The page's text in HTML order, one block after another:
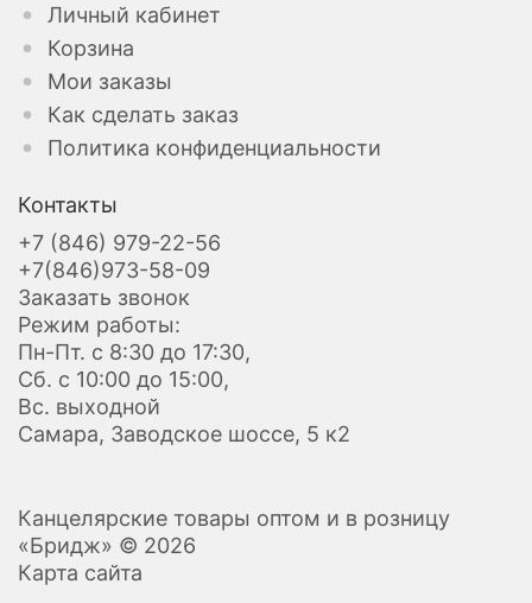
Личный кабинет
Корзина
Мои заказы
Как сделать заказ
Политика конфиденциальности
Контакты
+7 (846) 979-22-56
+7(846)973-58-09
Заказать звонок
Режим работы:
Пн-Пт. с 8:30 до 17:30,
Сб. с 10:00 до 15:00,
Вс. выходной
Самара, Заводское шоссе, 5 к2
Канцелярские товары оптом и в розницу
«Бридж» © 2026
Карта сайта